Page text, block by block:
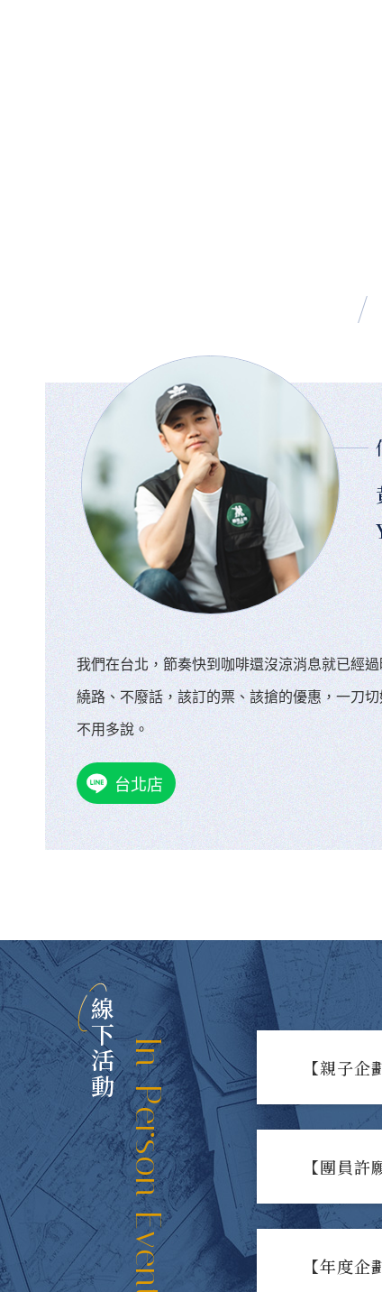
我們在台北，節奏快到咖啡還沒涼消息就已經
繞路、不廢話，該訂的票、該搶的優惠，一刀
不用多說。
台北店
線下活動In-Person Events